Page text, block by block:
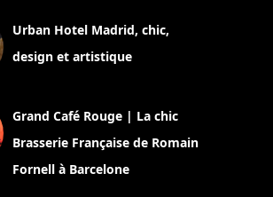
Urban Hotel Madrid, chic,
design et artistique
Grand Café Rouge | La chic
Brasserie Française de Romain
Fornell à Barcelone